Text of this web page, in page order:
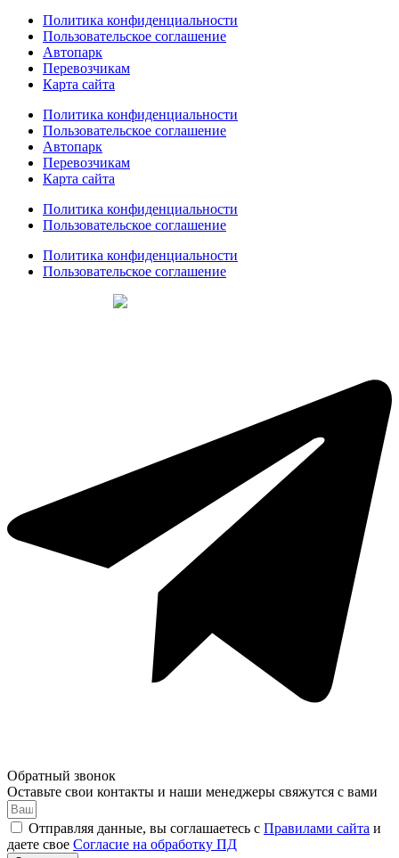
Политика конфиденциальности
Пользовательское соглашение
Автопарк
Перевозчикам
Карта сайта
Политика конфиденциальности
Пользовательское соглашение
Автопарк
Перевозчикам
Карта сайта
Политика конфиденциальности
Пользовательское соглашение
Политика конфиденциальности
Пользовательское соглашение
Обратный звонок
Оставьте свои контакты и наши менеджеры свяжутся с вами
Отправляя данные, вы соглашаетесь с Правилами сайта и
даете свое Согласие на обработку ПД